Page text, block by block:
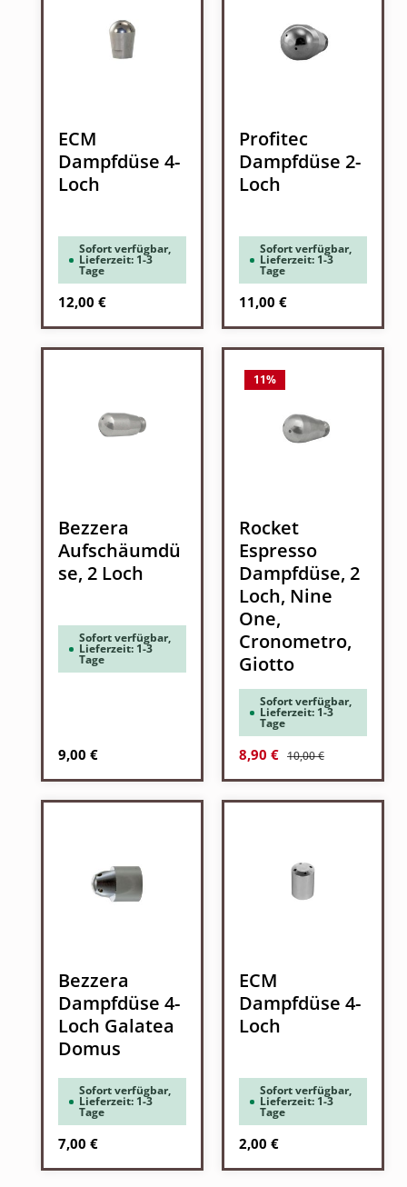
ECM
Dampfdüse 4-
Loch
Sofort verfügbar,
Lieferzeit: 1-3
Tage
Regulärer Preis:
12,00 €
Profitec
Dampfdüse 2-
Loch
Sofort verfügbar,
Lieferzeit: 1-3
Tage
Regulärer Preis:
11,00 €
Bezzera
Aufschäumdü
se, 2 Loch
Sofort verfügbar,
Lieferzeit: 1-3
Tage
Regulärer Preis:
9,00 €
11%
Rocket
Espresso
Dampfdüse, 2
Loch, Nine
One,
Cronometro,
Giotto
Sofort verfügbar,
Lieferzeit: 1-3
Tage
Verkaufspreis:
8,90 € Regulärer Preis:
10,00 €
Bezzera
Dampfdüse 4-
Loch Galatea
Domus
Sofort verfügbar,
Lieferzeit: 1-3
Tage
Regulärer Preis:
7,00 €
ECM
Dampfdüse 4-
Loch
Sofort verfügbar,
Lieferzeit: 1-3
Tage
Regulärer Preis:
2,00 €